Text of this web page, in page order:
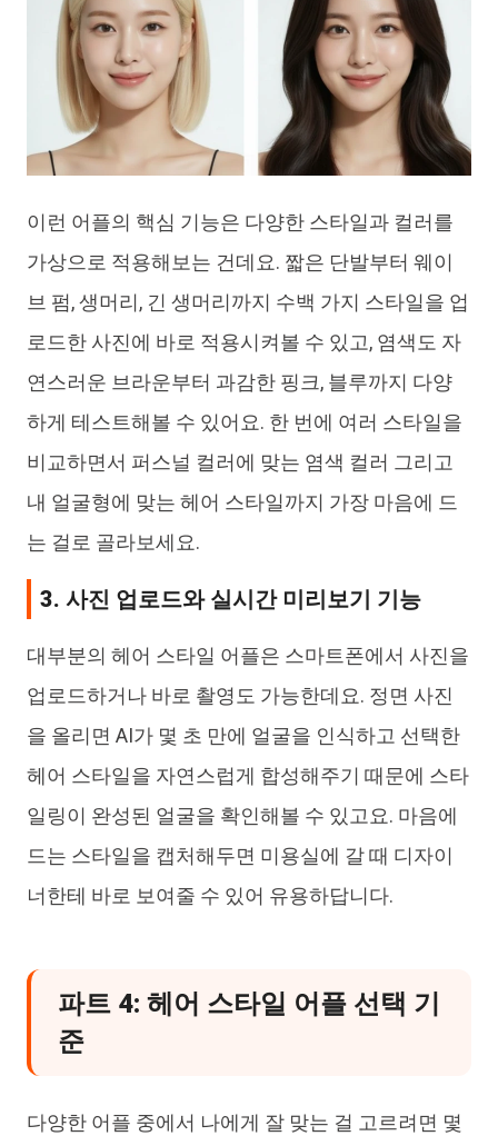
이런 어플의 핵심 기능은 다양한 스타일과 컬러를
가상으로 적용해보는 건데요. 짧은 단발부터 웨이
브 펌, 생머리, 긴 생머리까지 수백 가지 스타일을 업
로드한 사진에 바로 적용시켜볼 수 있고, 염색도 자
연스러운 브라운부터 과감한 핑크, 블루까지 다양
하게 테스트해볼 수 있어요. 한 번에 여러 스타일을
비교하면서 퍼스널 컬러에 맞는 염색 컬러 그리고
내 얼굴형에 맞는 헤어 스타일까지 가장 마음에 드
는 걸로 골라보세요.
3. 사진 업로드와 실시간 미리보기 기능
대부분의 헤어 스타일 어플은 스마트폰에서 사진을
업로드하거나 바로 촬영도 가능한데요. 정면 사진
을 올리면 AI가 몇 초 만에 얼굴을 인식하고 선택한
헤어 스타일을 자연스럽게 합성해주기 때문에 스타
일링이 완성된 얼굴을 확인해볼 수 있고요. 마음에
드는 스타일을 캡처해두면 미용실에 갈 때 디자이
너한테 바로 보여줄 수 있어 유용하답니다.
파트 4: 헤어 스타일 어플 선택 기
준
다양한 어플 중에서 나에게 잘 맞는 걸 고르려면 몇